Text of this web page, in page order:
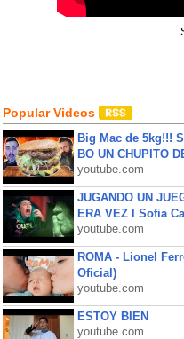
Popular Videos
Big Mac de 5kg!!!
BO UN CHUPITO
youtube.com
JUGANDO UN
ERA VEZ l Sofia
youtube.com
ROMA - Lionel
Oficial)
youtube.com
ESTOY BIEN
youtube.com